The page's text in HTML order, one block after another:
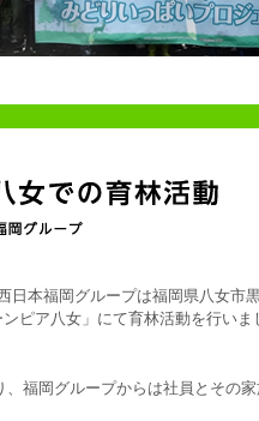
日本福岡グループは福岡県八女市
ピア八女」にて育林活動を行いま
福岡グループからは社員とその